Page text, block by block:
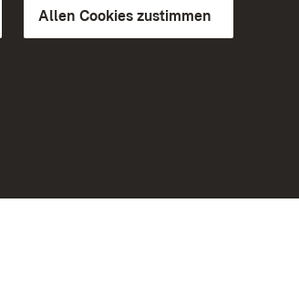
Allen Cookies zustimmen